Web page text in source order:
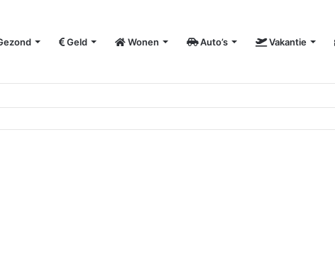
Geld Wonen Auto’s Vakantie
vergroot je bedrijfszichtbaarheid